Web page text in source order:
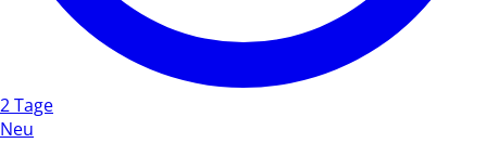
2 Tage
Neu